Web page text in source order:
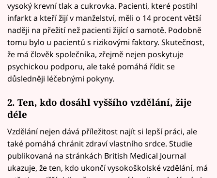
vysoký krevní tlak a cukrovka. Pacienti, které postihl
infarkt a kteří žijí v manželství, měli o 14 procent větší
naději na přežití než pacienti žijící o samotě. Podobně
tomu bylo u pacientů s rizikovými faktory. Skutečnost,
že má člověk společníka, zřejmě nejen poskytuje
psychickou podporu, ale také pomáhá řídit se
důsledněji léčebnými pokyny.
2. Ten, kdo dosáhl vyššího vzdělání, žije
déle
Vzdělání nejen dává příležitost najít si lepší práci, ale
také pomáhá chránit zdraví vlastního srdce. Studie
publikovaná na stránkách British Medical Journal
ukazuje, že ten, kdo ukončí vysokoškolské vzdělání, má